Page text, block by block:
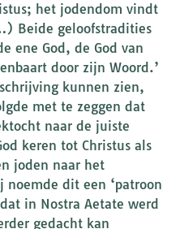
het jodendom vindt
Beide geloofstradities
ene God, de God van
door zijn Woord.’
kunnen zien,
met te zeggen dat
naar de juiste
keren tot Christus als
joden naar het
noemde dit een ‘patroon
in Nostra Aetate werd
gedacht kan